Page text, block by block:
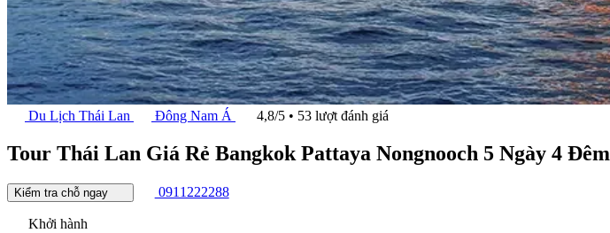
Du Lịch Thái Lan Đông Nam Á 4,8/5 • 53 lượt đánh giá
Tour Thái Lan Giá Rẻ Bangkok Pattaya Nongnooch 5 Ngày 4 Đêm
Kiểm tra chỗ ngay 0911222288
Khởi hành